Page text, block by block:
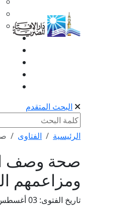
البحث المتقدم
الرئيسية الفتاوى
صحة وصف
ومزاعمهم
تاريخ الفتوى: